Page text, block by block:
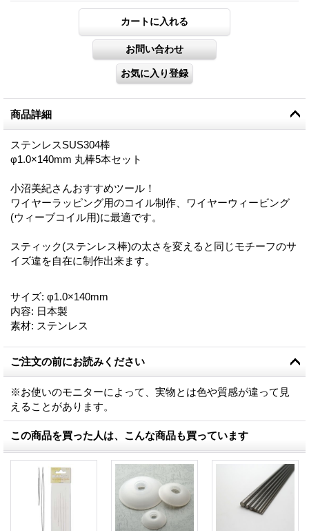
商品詳細
ステンレスSUS304棒
φ1.0×140mm 丸棒5本セット
小沼美紀さんおすすめツール！
ワイヤーラッピング用のコイル制作、ワイヤーウィービング
(ウィーブコイル用)に最適です。
スティック(ステンレス棒)の太さを変えると同じモチーフのサ
イズ違を自在に制作出来ます。
サイズ: φ1.0×140mm
内容: 日本製
素材: ステンレス
ご注文の前にお読みください
※お使いのモニターによって、実物とは色や質感が違って見
えることがあります。
この商品を買った人は、こんな商品も買っています